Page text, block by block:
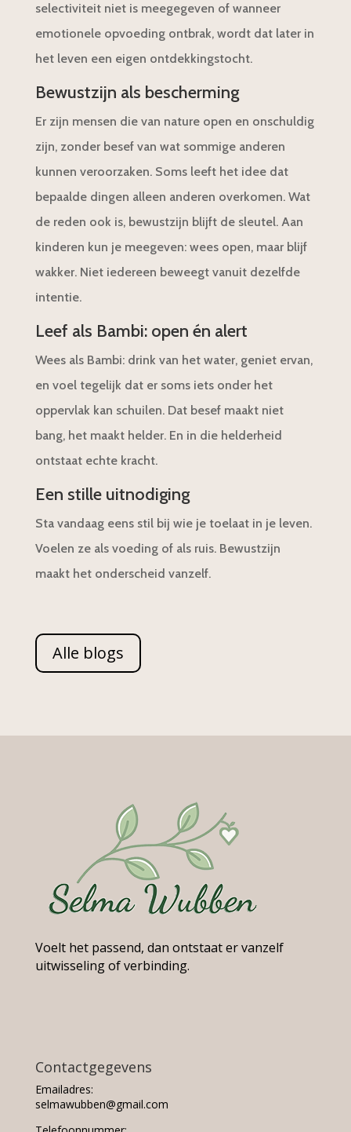
selectiviteit niet is meegegeven of wanneer
emotionele opvoeding ontbrak, wordt dat later in
het leven een eigen ontdekkingstocht.
Bewustzijn als bescherming
Er zijn mensen die van nature open en onschuldig
zijn, zonder besef van wat sommige anderen
kunnen veroorzaken. Soms leeft het idee dat
bepaalde dingen alleen anderen overkomen. Wat
de reden ook is, bewustzijn blijft de sleutel. Aan
kinderen kun je meegeven: wees open, maar blijf
wakker. Niet iedereen beweegt vanuit dezelfde
intentie.
Leef als Bambi: open én alert
Wees als Bambi: drink van het water, geniet ervan,
en voel tegelijk dat er soms iets onder het
oppervlak kan schuilen. Dat besef maakt niet
bang, het maakt helder. En in die helderheid
ontstaat echte kracht.
Een stille uitnodiging
Sta vandaag eens stil bij wie je toelaat in je leven.
Voelen ze als voeding of als ruis. Bewustzijn
maakt het onderscheid vanzelf.
Alle blogs
Voelt het passend, dan ontstaat er vanzelf
uitwisseling of verbinding.
Contactgegevens
Emailadres:
selmawubben@gmail.com